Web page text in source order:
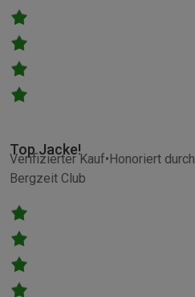
Verifizierter Kauf Honoriert durch
Bergzeit Club
Top Jacke!